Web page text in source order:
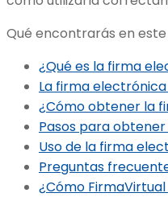
Qué encontrarás en este
¿Qué es la firma
La firma
¿Cómo obtener la
Pasos para
Uso de la firma
Preguntas
¿Cómo